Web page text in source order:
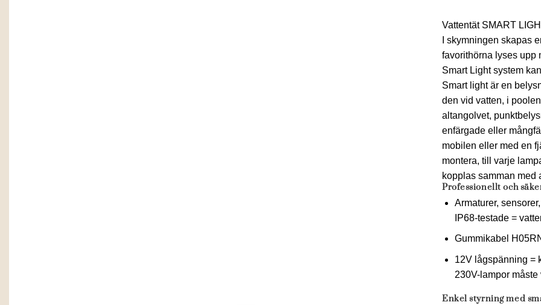
Vattentät SMART
I skymningen skapas
favorithörna lyses upp
Smart Light system
Smart light är en
den vid vatten, i
altangolvet,
enfärgade eller
mobilen eller med en
montera, till varje
kopplas samman med
Professionellt och
Armaturer,
IP68-testade =
Gummikabel
12V lågspänning =
230V-lampor
Enkel styrning med